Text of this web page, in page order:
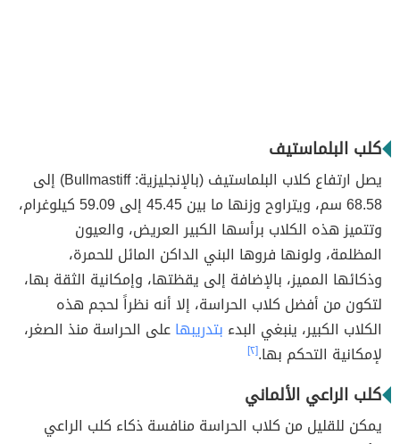
كلب البلماستيف
يصل ارتفاع كلاب البلماستيف (بالإنجليزية: Bullmastiff) إلى
68.58 سم، ويتراوح وزنها ما بين 45.45 إلى 59.09 كيلوغرام،
وتتميز هذه الكلاب برأسها الكبير العريض، والعيون
المظلمة، ولونها فروها البني الداكن المائل للحمرة،
وذكائها المميز، بالإضافة إلى يقظتها، وإمكانية الثقة بها،
لتكون من أفضل كلاب الحراسة، إلا أنه نظراً لحجم هذه
الكلاب الكبير، ينبغي البدء بتدريبهاعلى الحراسة منذ الصغر،
لإمكانية التحكم بها.[٢]
كلب الراعي الألماني
يمكن للقليل من كلاب الحراسة منافسة ذكاء كلب الراعي